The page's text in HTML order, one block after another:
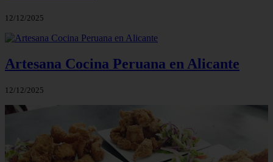
12/12/2025
Artesana Cocina Peruana en Alicante
12/12/2025